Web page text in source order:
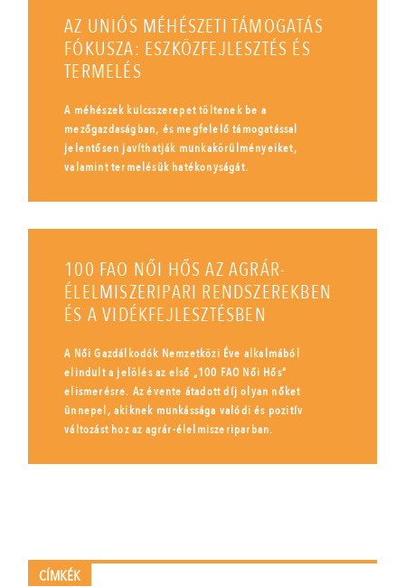
AZ UNIÓS MÉHÉSZETI TÁMOGATÁS
FÓKUSZA: ESZKÖZFEJLESZTÉS ÉS
TERMELÉS
A méhészek kulcsszerepet töltenek be a
mezőgazdaságban, és megfelelő támogatással
jelentősen javíthatják munkakörülményeiket,
valamint termelésük hatékonyságát.
100 FAO NŐI HŐS AZ AGRÁR-
ÉLELMISZERIPARI RENDSZEREKBEN
ÉS A VIDÉKFEJLESZTÉSBEN
A Női Gazdálkodók Nemzetközi Éve alkalmából
elindult a jelölés az első „100 FAO Női Hős”
elismerésre. Az évente átadott díj olyan nőket
ünnepel, akiknek munkássága valódi és pozitív
változást hoz az agrár-élelmiszeriparban.
CÍMKÉK